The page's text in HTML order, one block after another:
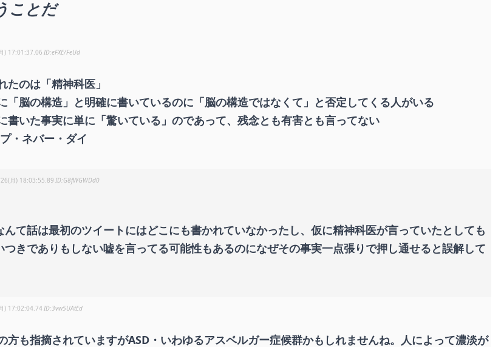
ことだ
) 17:01:37.06 eFXE/FeUd
たのは「精神科医」
「脳の構造」と明確に書いているのに「脳の構造ではなくて」と否定してくる人がいる
書いた事実に単に「驚いている」のであって、残念とも有害とも言ってない
・ネバー・ダイ
月) 18:03:55.89 G8fWGWDd0
て話は最初のツイートにはどこにも書かれていなかったし、仮に精神科医が言っていたとしても
つきでありもしない嘘を言ってる可能性もあるのになぜその事実一点張りで押し通せると誤解して
) 17:02:04.74 3vw5UAtEd
方も指摘されていますがASD・いわゆるアスベルガー症候群かもしれませんね。人によって濃淡が